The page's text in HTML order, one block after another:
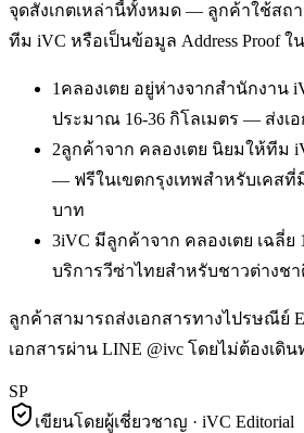
จุดสังเกตเหล่านี้ทั้งหมด — ลูกค้าใช้สถ
ทีม iVC หรือเป็นข้อมูล Address Proof ใ
1คลองเตย อยู่ห่างจากสำนักงาน
ประมาณ 16-36 กิโลเมตร — ส่งเ
2ลูกค้าจาก คลองเตย นิยมให้ทีม
— ฟรีในเขตกรุงเทพสำหรับเคสที่
บาท
3iVC มีลูกค้าจาก คลองเตย เฉลี่ย
บริการวีซ่าไทยสำหรับชาวต่างช
ลูกค้าสามารถส่งเอกสารทางไปรษณีย์
เอกสารผ่าน LINE @ivc โดยไม่ต้องเดิน
SP
เขียนโดยผู้เชี่ยวชาญ · iVC Editorial